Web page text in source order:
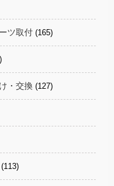
ツ取付 (165)
・交換 (127)
(113)